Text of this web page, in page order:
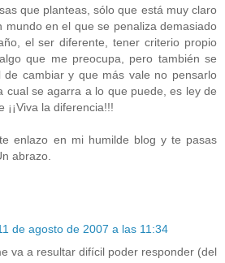
que planteas, sólo que está muy claro
mundo en el que se penaliza demasiado
el ser diferente, tener criterio propio
que me preocupa, pero también se
de cambiar y que más vale no pensarlo
cual se agarra a lo que puede, es ley de
¡¡Viva la diferencia!!!
enlazo en mi humilde blog y te pasas
abrazo.
de agosto de 2007 a las 11:34
va a resultar difícil poder responder (del